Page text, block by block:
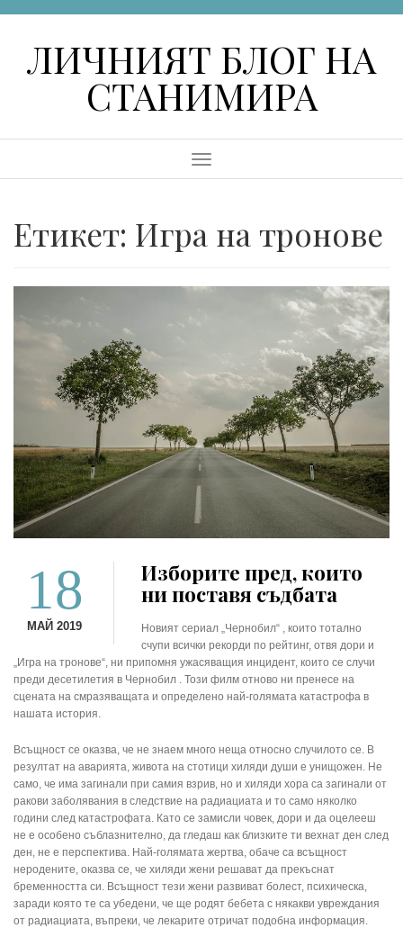
ЛИЧНИЯТ БЛОГ НА
СТАНИМИРА
Menu
Етикет: Игра на тронове
18
МАЙ 2019
Изборите пред, които
ни поставя съдбата
Новият сериал „Чернобил“ , които тотално
счупи всички рекорди по рейтинг, отвя дори и
„Игра на тронове“, ни припомня ужасяващия инцидент, които се случи
преди десетилетия в Чернобил . Този филм отново ни пренесе на
сцената на смразяващата и определено най-голямата катастрофа в
нашата история.
Всъщност се оказва, че не знаем много неща относно случилото се. В
резултат на аварията, живота на стотици хиляди души е унищожен. Не
само, че има загинали при самия взрив, но и хиляди хора са загинали от
ракови заболявания в следствие на радиациата и то само няколко
години след катастрофата. Като се замисли човек, дори и да оцелееш
не е особено съблазнително, да гледаш как близките ти вехнат ден след
ден, не е перспектива. Най-голямата жертва, обаче са всъщност
неродените, оказва се, че хиляди жени решават да прекъснат
бременността си. Всъщност тези жени развиват болест, психическа,
заради която те са убедени, че ще родят бебета с някакви увреждания
от радиациата, въпреки, че лекарите отричат подобна информация.